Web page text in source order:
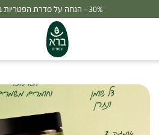
30% - הנחה על סדרת הפטריות ברכישת 3 מוצרים